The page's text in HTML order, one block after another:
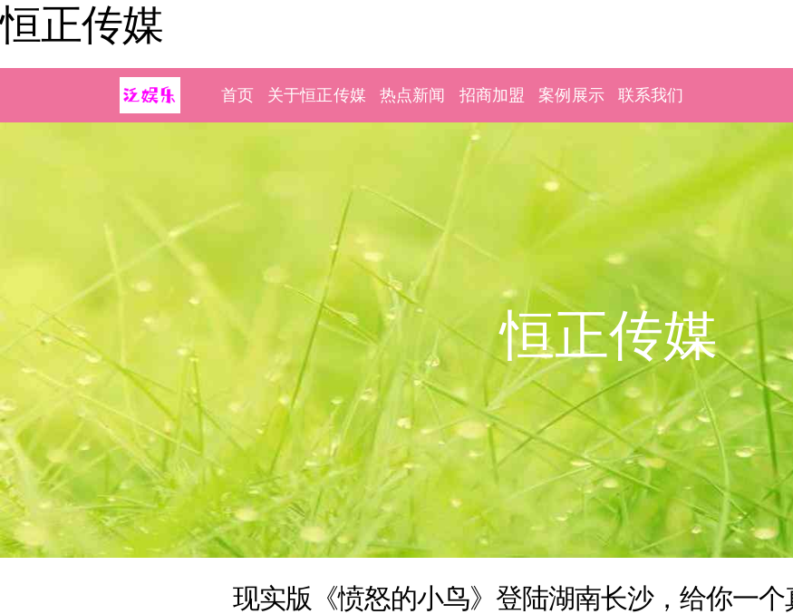
恒正传媒
首页 关于恒正传媒 热点新闻 招商加盟 案例展示 联系我们
恒正传媒
现实版《愤怒的小鸟》登陆湖南长沙，给你一个